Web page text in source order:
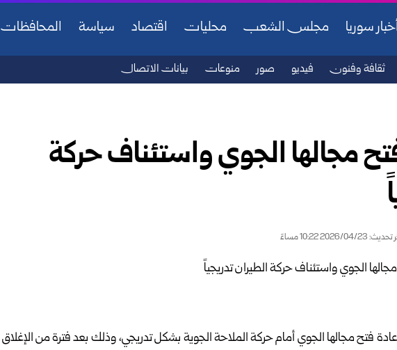
أخبار سوريا مجلس الشعب محليات اقتصاد سياسة المحافظات
ثقافة وفنون فيديو صور منوعات بيانات الاتصال
مجالها الجوي واستئناف حركة
2026/04/23 10:22 مساءً
فتح مجالها الجوي أمام حركة الملاحة الجوية بشكل تدريجي، وذلك بعد فترة من الإغلاق